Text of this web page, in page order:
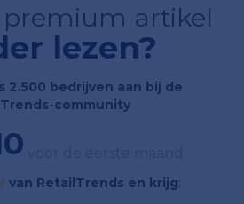
premium artikel
lezen?
2.500 bedrijven aan bij de
community
van RetailTrends en krijg;